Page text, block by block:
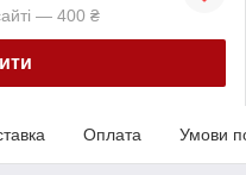
— 400 ₴
Оплата Умови